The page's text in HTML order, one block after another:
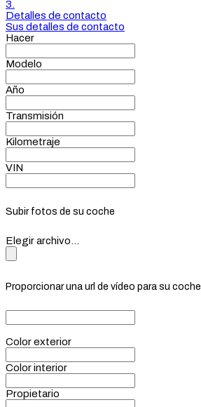
3.
Detalles de contacto
Sus detalles de contacto
Hacer
Modelo
Año
Transmisión
Kilometraje
VIN
Subir fotos de su coche
Elegir archivo...
Proporcionar una url de vídeo para su coche
Color exterior
Color interior
Propietario